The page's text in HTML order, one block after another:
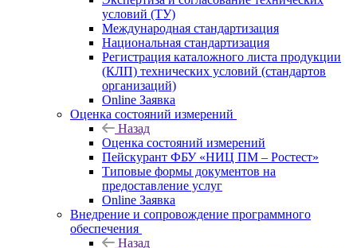
условий (ТУ)
Международная стандартизация
Национальная стандартизация
Регистрация каталожного листа продукции
(КЛП) технических условий (стандартов
организаций)
Online Заявка
Оценка состояний измерений
Назад
Оценка состояний измерений
Пейскурант ФБУ «НИЦ ПМ – Ростест»
Типовые формы документов на
предоставление услуг
Online Заявка
Внедрение и сопровождение программного
обеспечения
Назад